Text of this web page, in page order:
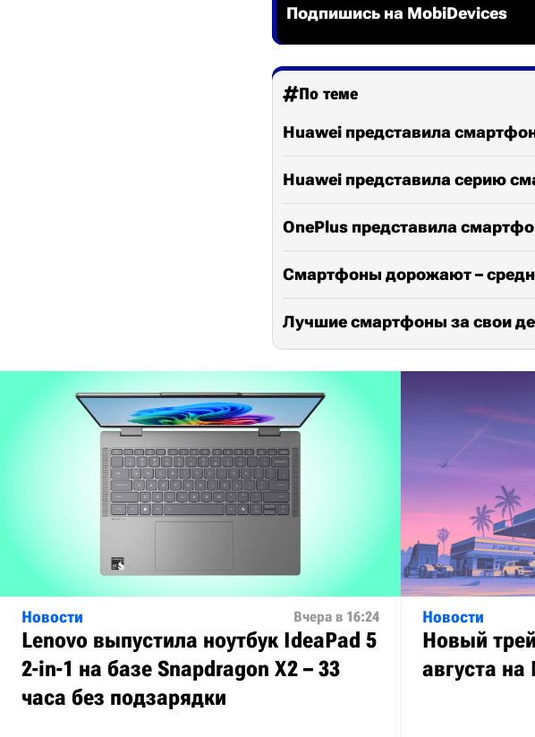
Подпишись на MobiDevices
По теме
Huawei представила
Huawei представила серию
OnePlus представила
Смартфоны дорожают –
Лучшие смартфоны за свои
Новости Вчера в 16:24
Lenovo выпустила ноутбук IdeaPad 5
2-in-1 на базе Snapdragon X2 – 33
часа без подзарядки
Новости
Новый
августа на